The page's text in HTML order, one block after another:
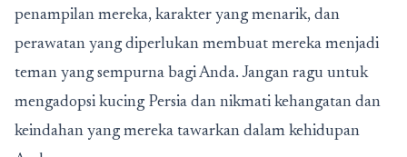
penampilan mereka, karakter yang menarik, dan
perawatan yang diperlukan membuat mereka menjadi
teman yang sempurna bagi Anda. Jangan ragu untuk
mengadopsi kucing Persia dan nikmati kehangatan dan
keindahan yang mereka tawarkan dalam kehidupan